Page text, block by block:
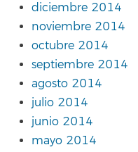
diciembre 2014
noviembre 2014
octubre 2014
septiembre 2014
agosto 2014
julio 2014
junio 2014
mayo 2014